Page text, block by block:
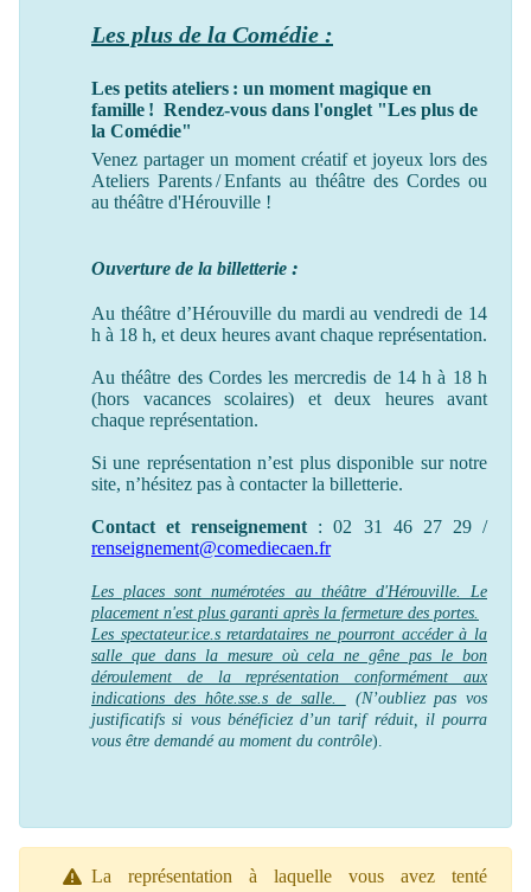
Les plus de la Comédie :
Les petits ateliers : un moment magique en
famille ! Rendez-vous dans l'onglet "Les plus de
la Comédie"
Venez partager un moment créatif et joyeux lors des
Ateliers Parents / Enfants au théâtre des Cordes ou
au théâtre d'Hérouville !
Ouverture de la billetterie :
Au théâtre d’Hérouville du mardi au vendredi de 14
h à 18 h, et deux heures avant chaque représentation.
Au théâtre des Cordes les mercredis de 14 h à 18 h
(hors vacances scolaires) et deux heures avant
chaque représentation.
Si une représentation n’est plus disponible sur notre
site, n’hésitez pas à contacter la billetterie.
Contact et renseignement : 02 31 46 27 29 /
renseignement@comediecaen.fr
Les places sont numérotées au théâtre d'Hérouville. Le
placement n'est plus garanti après la fermeture des portes.
Les spectateur.ice.s retardataires ne pourront accéder à la
salle que dans la mesure où cela ne gêne pas le bon
déroulement de la représentation conformément aux
indications des hôte.sse.s de salle.
(N’oubliez pas vos
justificatifs si vous bénéficiez d’un tarif réduit, il pourra
vous être demandé au moment du contrôle).
La représentation à laquelle vous avez tenté